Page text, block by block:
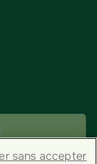
sans accepter